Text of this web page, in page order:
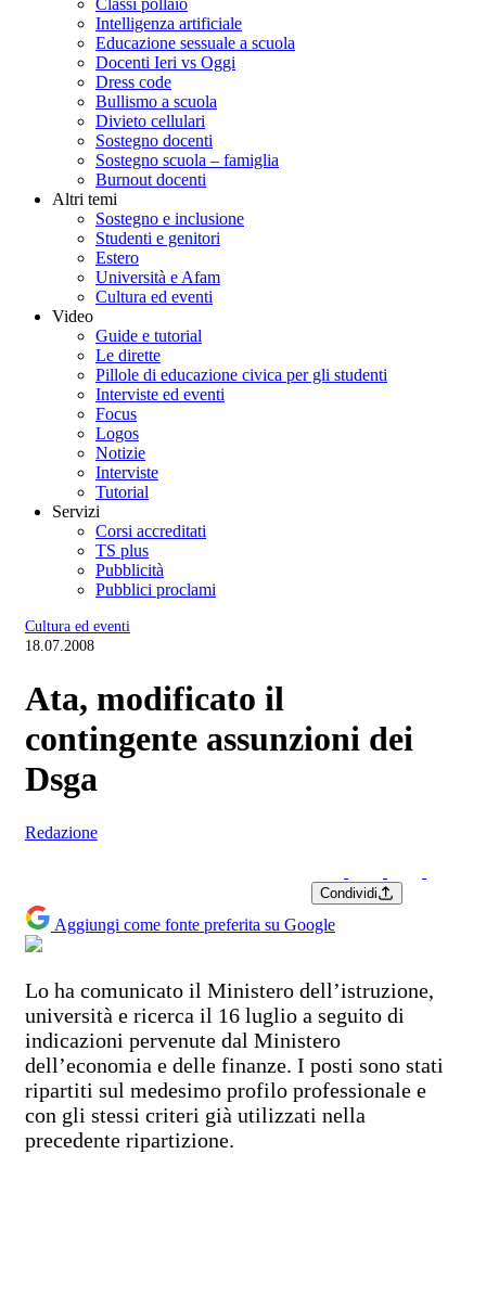
Classi pollaio
Intelligenza artificiale
Educazione sessuale a scuola
Docenti Ieri vs Oggi
Dress code
Bullismo a scuola
Divieto cellulari
Sostegno docenti
Sostegno scuola – famiglia
Burnout docenti
Altri temi
Sostegno e inclusione
Studenti e genitori
Estero
Università e Afam
Cultura ed eventi
Video
Guide e tutorial
Le dirette
Pillole di educazione civica per gli studenti
Interviste ed eventi
Focus
Logos
Notizie
Interviste
Tutorial
Servizi
Corsi accreditati
TS plus
Pubblicità
Pubblici proclami
Cultura ed eventi
18.07.2008
Ata, modificato il
contingente assunzioni dei
Dsga
Redazione
Condividi
Aggiungi come fonte preferita su Google
Lo ha comunicato il Ministero dell’istruzione,
università e ricerca il 16 luglio a seguito di
indicazioni pervenute dal Ministero
dell’economia e delle finanze. I posti sono stati
ripartiti sul medesimo profilo professionale e
con gli stessi criteri già utilizzati nella
precedente ripartizione.